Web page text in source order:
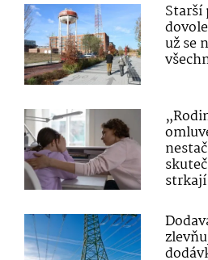
Starší
už se